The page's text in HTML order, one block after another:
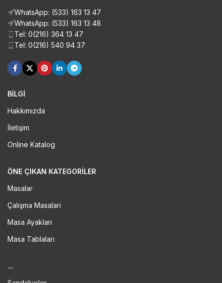
WhatsApp: (533) 163 13 47
WhatsApp: (533) 163 13 48
Tel: 0(216) 364 13 47
Tel: 0(216) 540 94 37
BİLGİ
Hakkımızda
İletişim
Online Katalog
ÖNE ÇIKAN KATEGORILER
Masalar
Çalışma Masaları
Masa Ayakları
Masa Tablaları
...